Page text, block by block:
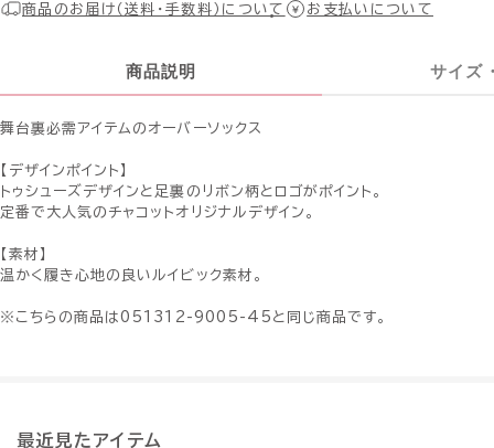
商品のお届け（送料・手数料）について お支払いについて
商品説明 サイズ
舞台裏必需アイテムのオーバーソックス
【デザインポイント】
トゥシューズデザインと足裏のリボン柄とロゴがポイント。
定番で大人気のチャコットオリジナルデザイン。
【素材】
温かく履き心地の良いルイビック素材。
※こちらの商品は051312-9005-45と同じ商品です。
最近見たアイテム